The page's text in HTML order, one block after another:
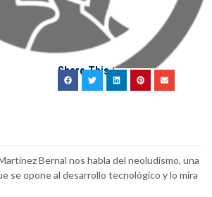
Share This :
Bernal nos habla del neoludismo, una
se opone al desarrollo tecnológico y lo mira